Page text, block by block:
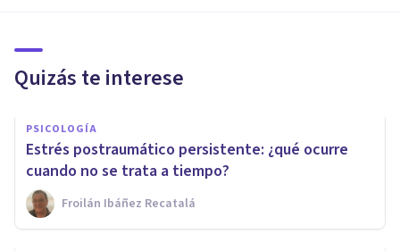
Quizás te interese
PSICOLOGÍA
Estrés postraumático persistente: ¿qué ocurre
cuando no se trata a tiempo?
Froilán Ibáñez Recatalá